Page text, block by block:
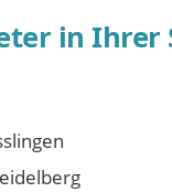
in Ihrer